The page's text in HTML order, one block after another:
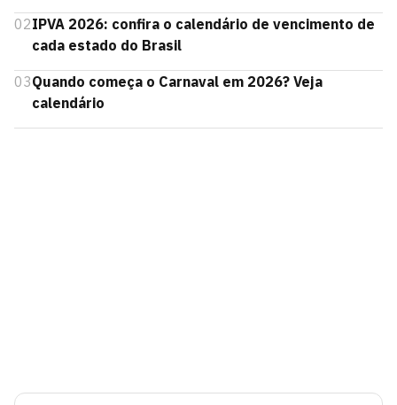
02IPVA 2026: confira o calendário de vencimento de
cada estado do Brasil
03Quando começa o Carnaval em 2026? Veja
calendário